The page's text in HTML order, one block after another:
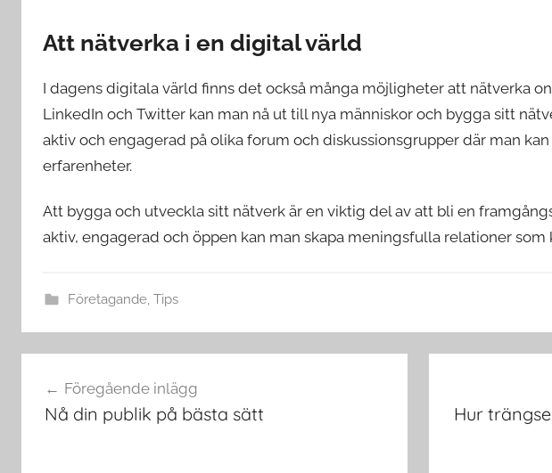
Att nätverka i en digital värld
I dagens digitala värld finns det också många möjligheter att nätverka
LinkedIn och Twitter kan man nå ut till nya människor och bygga sitt
aktiv och engagerad på olika forum och diskussionsgrupper där man
erfarenheter.
Att bygga och utveckla sitt nätverk är en viktig del av att bli en
aktiv, engagerad och öppen kan man skapa meningsfulla relationer som
Företagande, Tips
Inläggsnavigering
Föregående inlägg
Nå din publik på bästa sätt
Hur